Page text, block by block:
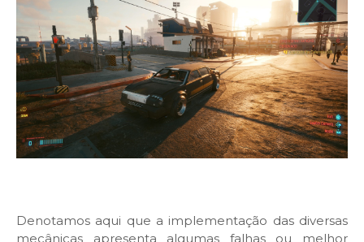
Denotamos aqui que a implementação das diversas
mecânicas apresenta algumas falhas ou melhor